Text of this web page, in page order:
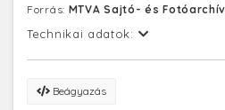
Forrás: MTVA Sajtó- és
Technikai adatok:
Beágyazás